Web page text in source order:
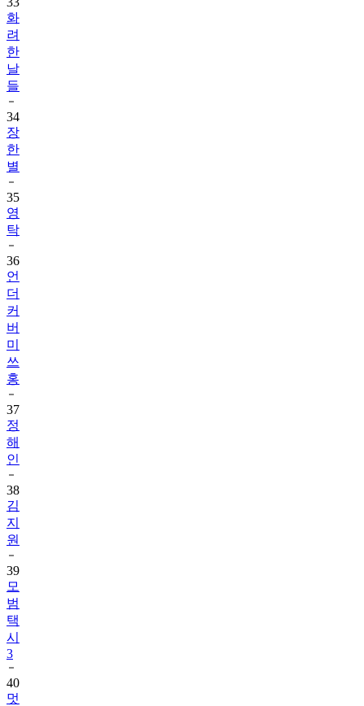
화
려
한
날
들
34
장
한
별
35
영
탁
36
언
더
커
버
미
쓰
홍
37
정
해
인
38
김
지
원
39
모
범
택
시
3
40
멋